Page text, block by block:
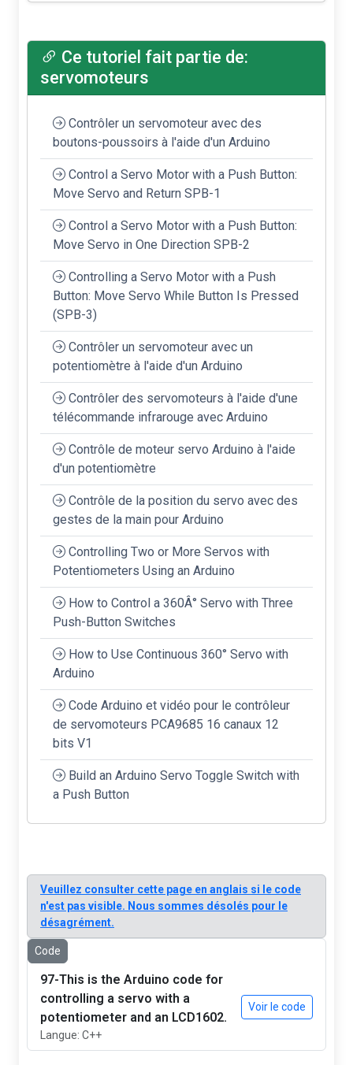
Ce tutoriel fait partie de:
servomoteurs
Contrôler un servomoteur avec des
boutons-poussoirs à l'aide d'un Arduino
Control a Servo Motor with a Push Button:
Move Servo and Return SPB-1
Control a Servo Motor with a Push Button:
Move Servo in One Direction SPB-2
Controlling a Servo Motor with a Push
Button: Move Servo While Button Is Pressed
(SPB-3)
Contrôler un servomoteur avec un
potentiomètre à l'aide d'un Arduino
Contrôler des servomoteurs à l'aide d'une
télécommande infrarouge avec Arduino
Contrôle de moteur servo Arduino à l'aide
d'un potentiomètre
Contrôle de la position du servo avec des
gestes de la main pour Arduino
Controlling Two or More Servos with
Potentiometers Using an Arduino
How to Control a 360Â° Servo with Three
Push-Button Switches
How to Use Continuous 360° Servo with
Arduino
Code Arduino et vidéo pour le contrôleur
de servomoteurs PCA9685 16 canaux 12
bits V1
Build an Arduino Servo Toggle Switch with
a Push Button
Veuillez consulter cette page en anglais si le code
n'est pas visible. Nous sommes désolés pour le
désagrément.
Code
97-This is the Arduino code for
controlling a servo with a
potentiometer and an LCD1602.
Langue: C++
Voir le code